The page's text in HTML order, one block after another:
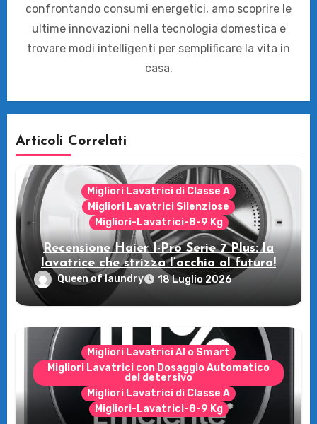
confrontando consumi energetici, amo scoprire le
ultime innovazioni nella tecnologia domestica e
trovare modi intelligenti per semplificare la vita in
casa.
Articoli Correlati
Migliori Lavatrici di Classe A
Migliori Lavatrici Silenziose
Migliori-Lavatrici-8-9 Kg
Recensione Haier I-Pro Serie 7 Plus: la
lavatrice che strizza l’occhio al futuro!
Queen of laundry 18 Luglio 2026
Migliori Lavatrici AI o Smart
Migliori Lavatrici con Dosaggio Automatico
del detersivo
Migliori Lavatrici di Classe A
Migliori-Lavatrici-8-9 Kg